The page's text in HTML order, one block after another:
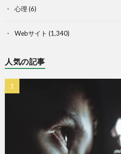
心理 (6)
Webサイト (1,340)
人気の記事